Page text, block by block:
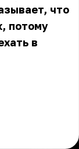
что
потому
в